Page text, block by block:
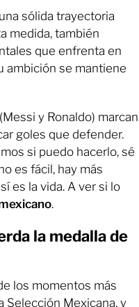
una sólida trayectoria
medida, también
que enfrenta en
ambición se mantiene
y Ronaldo) marcan
goles que defender.
si puedo hacerlo, sé
es fácil, hay más
es la vida. A ver si lo
.
la medalla de
los momentos más
Selección Mexicana, y